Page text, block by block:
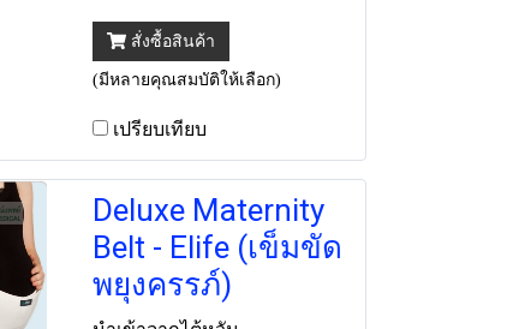
สั่งซื้อสินค้า
(มีหลายคุณสมบัติให้เลือก)
เปรียบเทียบ
Deluxe Maternity
Belt - Elife (เข็มขัด
พยุงครรภ์)